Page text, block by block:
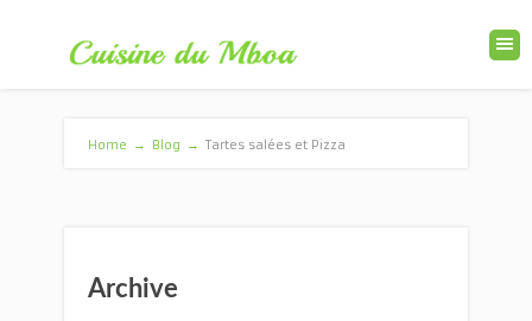
Home → Blog → Tartes salées et Pizza
Archive